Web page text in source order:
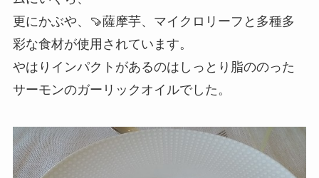
更にかぶや、🍠薩摩芋、マイクロリーフと多種多
彩な食材が使用されています。
やはりインパクトがあるのはしっとり脂ののった
サーモンのガーリックオイルでした。